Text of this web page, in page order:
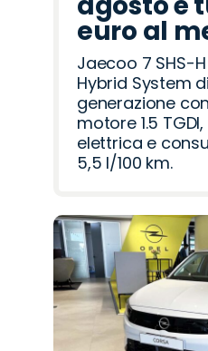
euro al
Jaecoo 7 SHS-
Hybrid System
generazione
motore 1.5
elettrica e
5,5 l/100 km.